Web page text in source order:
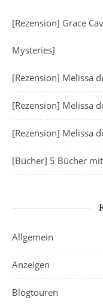
[Rezension] Grace
Mysteries]
[Rezension] Melissa
[Rezension] Melissa
[Rezension] Melissa
[Bücher] 5 Bücher
Allgemein
Anzeigen
Blogtouren